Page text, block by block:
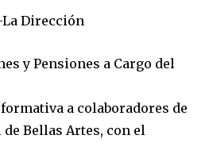
La Dirección
y Pensiones a Cargo del
a colaboradores de
Bellas Artes, con el